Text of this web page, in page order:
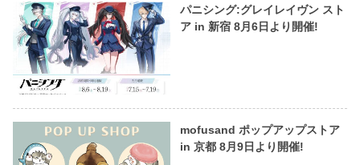
パニシング:グレイレイヴン スト
ア in 新宿 8月6日より開催!
mofusand ポップアップストア
in 京都 8月9日より開催!